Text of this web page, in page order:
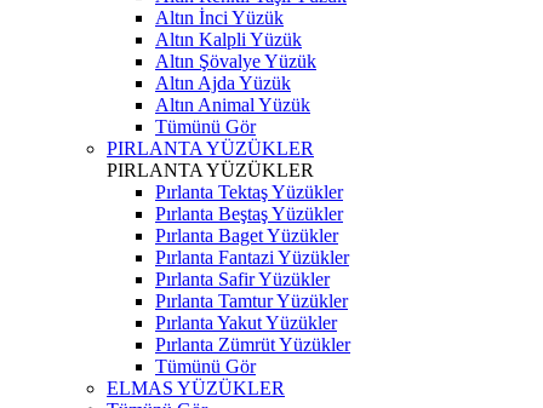
Altın İnci Yüzük
Altın Kalpli Yüzük
Altın Şövalye Yüzük
Altın Ajda Yüzük
Altın Animal Yüzük
Tümünü Gör
PIRLANTA YÜZÜKLER
PIRLANTA YÜZÜKLER
Pırlanta Tektaş Yüzükler
Pırlanta Beştaş Yüzükler
Pırlanta Baget Yüzükler
Pırlanta Fantazi Yüzükler
Pırlanta Safir Yüzükler
Pırlanta Tamtur Yüzükler
Pırlanta Yakut Yüzükler
Pırlanta Zümrüt Yüzükler
Tümünü Gör
ELMAS YÜZÜKLER